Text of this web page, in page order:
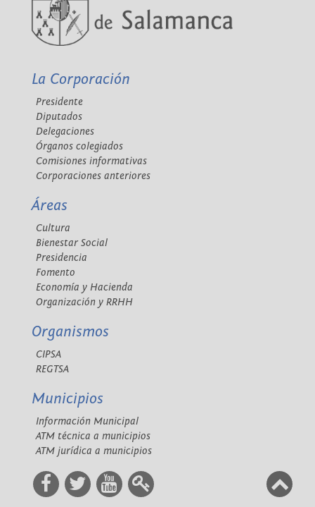
La Corporación
Presidente
Diputados
Delegaciones
Órganos colegiados
Comisiones informativas
Corporaciones anteriores
Áreas
Cultura
Bienestar Social
Presidencia
Fomento
Economía y Hacienda
Organización y RRHH
Organismos
CIPSA
REGTSA
Municipios
Información Municipal
ATM técnica a municipios
ATM jurídica a municipios